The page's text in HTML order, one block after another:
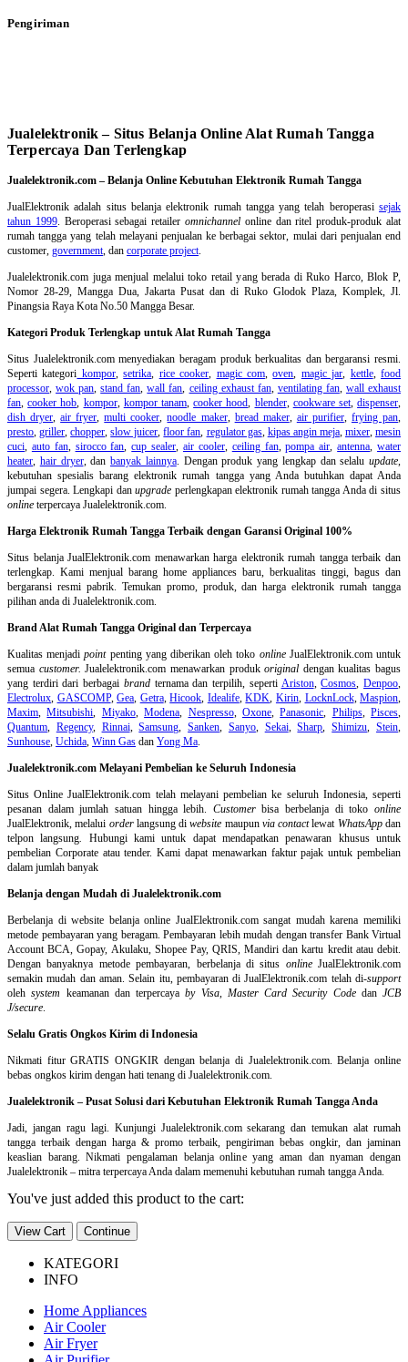
Pengiriman
Jualelektronik – Situs Belanja Online Alat Rumah Tangga
Terpercaya Dan Terlengkap
Jualelektronik.com – Belanja Online Kebutuhan Elektronik Rumah Tangga
JualElektronik adalah situs belanja elektronik rumah tanggayang telah beroperasisejak
tahun 1999. Beroperasi sebagai retaileromnichannel online dan ritel produk-produk alat
rumah tangga yang telah melayani penjualan ke berbagai sektor, mulai dari penjualan end
customer, government, dan corporate project.
Jualelektronik.com juga menjual melalui toko retail yang berada di Ruko Harco, Blok P,
Nomor 28-29, Mangga Dua, Jakarta Pusat dan di Ruko Glodok Plaza, Komplek, Jl.
Pinangsia Raya Kota No.50 Mangga Besar.
Kategori Produk Terlengkap untuk Alat Rumah Tangga
Situs Jualelektronik.com menyediakan beragam produk berkualitas dan bergaransi resmi.
Seperti kategori kompor,setrika, rice cooker, magic com,oven, magic jar, kettle,food
processor,wok pan,stand fan,wall fan, ceiling exhaust fan, ventilating fan, wall exhaust
fan,cooker hob, kompor, kompor tanam,cooker hood, blender, cookware set,dispenser,
dish dryer,air fryer,multi cooker,noodle maker, bread maker, air purifier, frying pan,
presto,griller,chopper,slow juicer,floor fan, regulator gas, kipas angin meja, mixer,mesin
cuci, auto fan, sirocco fan,cup sealer,air cooler, ceiling fan,pompa air,antenna,water
heater, hair dryer, dan banyak lainnya. Dengan produk yang lengkap dan selalu update,
kebutuhan spesialis barang elektronik rumah tangga yang Anda butuhkan dapat Anda
jumpai segera. Lengkapi danupgrade perlengkapan elektronik rumah tangga Anda di situs
online terpercaya Jualelektronik.com.
Harga Elektronik Rumah Tangga Terbaik dengan Garansi Original 100%
Situs belanjaJualElektronik.com menawarkan harga elektronik rumah tangga terbaik dan
terlengkap. Kami menjual barang home appliances baru, berkualitas tinggi, bagus dan
bergaransi resmi pabrik. Temukan promo, produk, dan harga elektronik rumah tangga
pilihan anda di Jualelektronik.com.
Brand Alat Rumah Tangga Original dan Terpercaya
Kualitas menjadipointpenting yang diberikan oleh toko onlineJualElektronik.com untuk
semua customer. Jualelektronik.com menawarkan produkoriginal dengan kualitas bagus
yang terdiri dari berbagai brandternama dan terpilih, seperti Ariston,Cosmos,Denpoo,
Electrolux, GASCOMP,Gea, Getra,Hicook, Idealife,KDK, Kirin, LocknLock,Maspion,
Maxim,Mitsubishi, Miyako,Modena, Nespresso, Oxone,Panasonic, Philips, Pisces,
Quantum, Regency, Rinnai,Samsung,Sanken, Sanyo, Sekai,Sharp,Shimizu,Stein,
Sunhouse, Uchida, Winn Gas dan Yong Ma.
Jualelektronik.com Melayani Pembelian ke Seluruh Indonesia
Situs Online JualElektronik.com telah melayani pembelian ke seluruh Indonesia, seperti
pesanan dalam jumlah satuan hingga lebih. Customerbisa berbelanja di tokoonline
JualElektronik, melalui orderlangsung diwebsite maupun via contactlewat WhatsAppdan
telpon langsung. Hubungi kami untuk dapat mendapatkan penawaran khusus untuk
pembelian Corporate atau tender. Kami dapat menawarkan faktur pajak untuk pembelian
dalam jumlah banyak
Belanja dengan Mudah di Jualelektronik.com
Berbelanja diwebsite belanja online JualElektronik.com sangat mudah karena memiliki
metode pembayaran yang beragam. Pembayaran lebih mudah dengan transfer Bank Virtual
Account BCA, Gopay, Akulaku, Shopee Pay, QRIS, Mandiri dan kartu kredit atau debit.
Dengan banyaknya metode pembayaran, berbelanja di situs onlineJualElektronik.com
semakin mudah dan aman. Selain itu, pembayaran di JualElektronik.com telah di-support
olehsystem keamanan dan terpercayaby Visa, Master Card Security Codedan JCB
J/secure.
Selalu Gratis Ongkos Kirim di Indonesia
Nikmati fitur GRATIS ONGKIR dengan belanja di Jualelektronik.com. Belanja online
bebas ongkos kirim dengan hati tenang di Jualelektronik.com.
Jualelektronik – Pusat Solusi dari Kebutuhan Elektronik Rumah Tangga Anda
Jadi, jangan ragu lagi. Kunjungi Jualelektronik.com sekarang dan temukan alat rumah
tangga terbaik dengan harga & promo terbaik, pengiriman bebas ongkir, dan jaminan
keaslian barang. Nikmati pengalaman belanja online yang aman dan nyaman dengan
Jualelektronik – mitra terpercaya Anda dalam memenuhi kebutuhan rumah tangga Anda.
You've just added this product to the cart:
View Cart Continue
KATEGORI
INFO
Home Appliances
Air Cooler
Air Fryer